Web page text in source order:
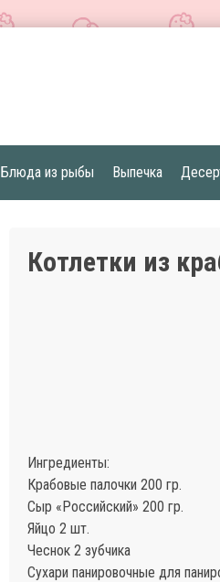
Блюда из рыбы Выпечка
Котлетки из
Ингредиенты:
Крабовые палочки 200 гр.
Сыр «Российский» 200 гр.
Яйцо 2 шт.
Чеснок 2 зубчика
Сухари панировочные для